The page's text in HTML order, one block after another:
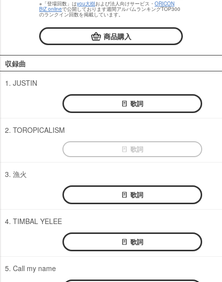
※「登場回数」はyou大樹および法人向けサービス・ ORICON
BiZ onlineで公開しております週間アルバムランキングTOP300
のランクイン回数を掲載しています。
商品購入
収録曲
1. JUSTIN
歌詞
2. TOROPICALISM
歌詞
3. 漁火
歌詞
4. TIMBAL YELEE
歌詞
5. Call my name